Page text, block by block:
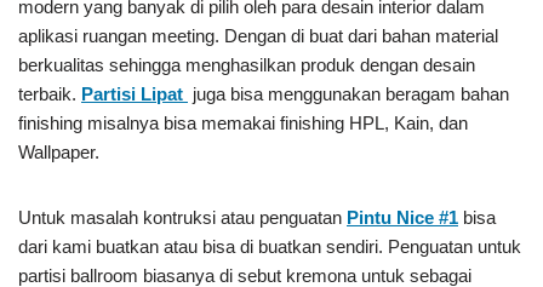
modern yang banyak di pilih oleh para desain interior dalam
aplikasi ruangan meeting. Dengan di buat dari bahan material
berkualitas sehingga menghasilkan produk dengan desain
terbaik. Partisi Lipat juga bisa menggunakan beragam bahan
finishing misalnya bisa memakai finishing HPL, Kain, dan
Wallpaper.
Untuk masalah kontruksi atau penguatan Pintu Nice #1 bisa
dari kami buatkan atau bisa di buatkan sendiri. Penguatan untuk
partisi ballroom biasanya di sebut kremona untuk sebagai